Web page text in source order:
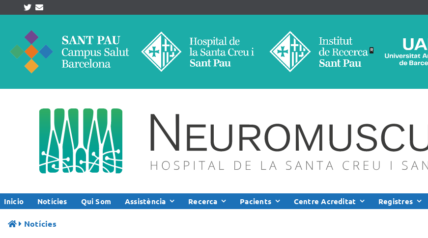
content
Inicio Notícies Qui Som Assistència Recerca Pacients Centre Acreditat Registres
Notícies